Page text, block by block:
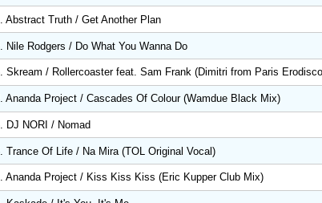
Abstract Truth / Get Another Plan
Nile Rodgers / Do What You Wanna Do
Skream / Rollercoaster feat. Sam Frank (Dimitri from Paris
Ananda Project / Cascades Of Colour (Wamdue Black Mix)
DJ NORI / Nomad
Trance Of Life / Na Mira (TOL Original Vocal)
Ananda Project / Kiss Kiss Kiss (Eric Kupper Club Mix)